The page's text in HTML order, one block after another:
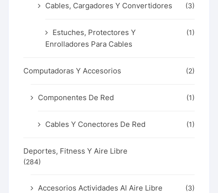
Cables, Cargadores Y Convertidores (3)
Estuches, Protectores Y
Enrolladores Para Cables
(1)
Computadoras Y Accesorios (2)
Componentes De Red (1)
Cables Y Conectores De Red (1)
Deportes, Fitness Y Aire Libre
(284)
Accesorios Actividades Al Aire Libre (3)